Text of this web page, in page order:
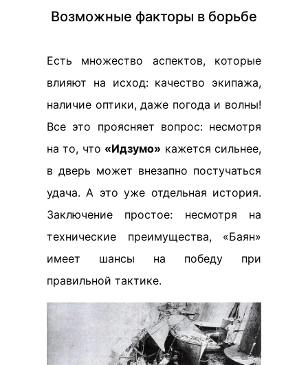
Возможные факторы в борьбе
Есть множество аспектов, которые
влияют на исход: качество экипажа,
наличие оптики, даже погода и волны!
Все это проясняет вопрос: несмотря
на то, что «Идзумо» кажется сильнее,
в дверь может внезапно постучаться
удача. А это уже отдельная история.
Заключение простое: несмотря на
технические преимущества, «Баян»
имеет шансы на победу при
правильной тактике.